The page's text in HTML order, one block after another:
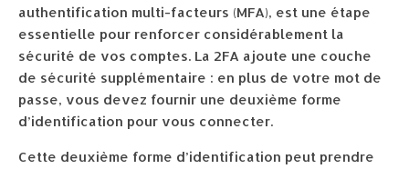
authentification multi-facteurs (MFA), est une étape
essentielle pour renforcer considérablement la
sécurité de vos comptes. La 2FA ajoute une couche
de sécurité supplémentaire : en plus de votre mot de
passe, vous devez fournir une deuxième forme
d’identification pour vous connecter.
Cette deuxième forme d’identification peut prendre